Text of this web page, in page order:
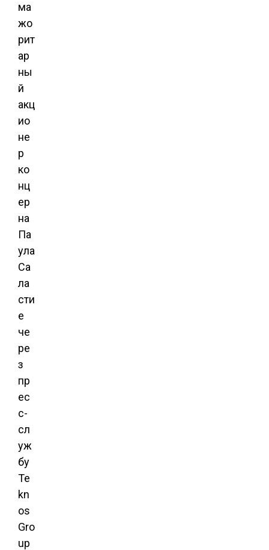
ма
жо
рит
ар
ны
й
акц
ио
не
р
ко
нц
ер
на
Па
ула
Са
ла
сти
е
че
ре
з
пр
ес
с-
сл
уж
бу
Te
kn
os
Gro
up